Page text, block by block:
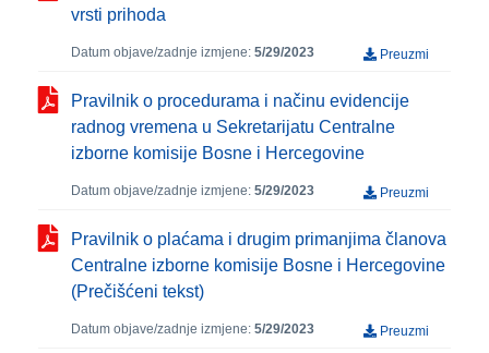
vrsti prihoda
Datum objave/zadnje izmjene: 5/29/2023 Preuzmi
Pravilnik o procedurama i načinu evidencije
radnog vremena u Sekretarijatu Centralne
izborne komisije Bosne i Hercegovine
Datum objave/zadnje izmjene: 5/29/2023 Preuzmi
Pravilnik o plaćama i drugim primanjima članova
Centralne izborne komisije Bosne i Hercegovine
(Prečišćeni tekst)
Datum objave/zadnje izmjene: 5/29/2023 Preuzmi